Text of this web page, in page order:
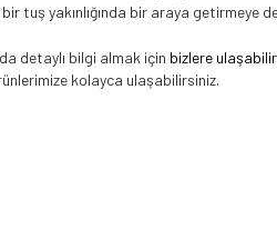
tuş yakınlığında bir araya getirmeye
detaylı bilgi almak için bizlere
kolayca ulaşabilirsiniz.